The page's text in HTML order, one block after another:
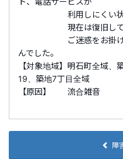
利用しにくい状態が
現在は復旧してお
ご迷惑をお掛けしま
んでした。
【対象地域】明石町全域
19、築地7丁目全域
【原因】 流合雑音
障